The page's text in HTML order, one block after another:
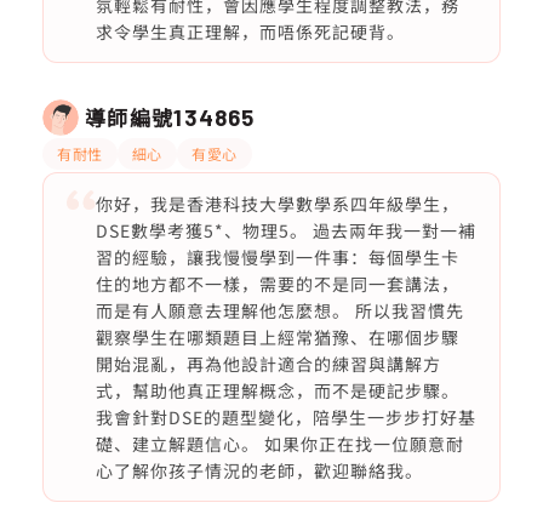
氛輕鬆有耐性，會因應學生程度調整教法，務
求令學生真正理解，而唔係死記硬背。
導師編號134865
有耐性 細心 有愛心
你好，我是香港科技大學數學系四年級學生，
DSE數學考獲5*、物理5。 過去兩年我一對一補
習的經驗，讓我慢慢學到一件事：每個學生卡
住的地方都不一樣，需要的不是同一套講法，
而是有人願意去理解他怎麼想。 所以我習慣先
觀察學生在哪類題目上經常猶豫、在哪個步驟
開始混亂，再為他設計適合的練習與講解方
式，幫助他真正理解概念，而不是硬記步驟。
我會針對DSE的題型變化，陪學生一步步打好基
礎、建立解題信心。 如果你正在找一位願意耐
心了解你孩子情況的老師，歡迎聯絡我。